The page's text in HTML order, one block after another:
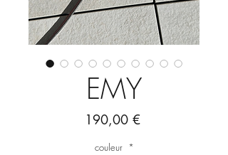
EMY
190,00 €Prix
couleur *